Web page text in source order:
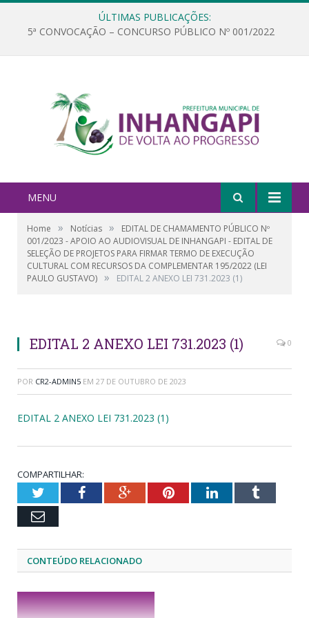
ÚLTIMAS PUBLICAÇÕES:
5ª CONVOCAÇÃO – CONCURSO PÚBLICO Nº 001/2022
MENU
Home » Notícias »
EDITAL DE CHAMAMENTO PÚBLICO Nº
001/2023 - APOIO AO AUDIOVISUAL DE INHANGAPI - EDITAL DE
SELEÇÃO DE PROJETOS PARA FIRMAR TERMO DE EXECUÇÃO
CULTURAL COM RECURSOS DA COMPLEMENTAR 195/2022 (LEI
PAULO GUSTAVO) » EDITAL 2 ANEXO LEI 731.2023 (1)
EDITAL 2 ANEXO LEI 731.2023 (1) 0
POR CR2-ADMIN5 EM 27 DE OUTUBRO DE 2023
EDITAL 2 ANEXO LEI 731.2023 (1)
COMPARTILHAR:
TwitterFacebookGoogle+PinterestLinkedInTumblr
Email
CONTEÚDO RELACIONADO